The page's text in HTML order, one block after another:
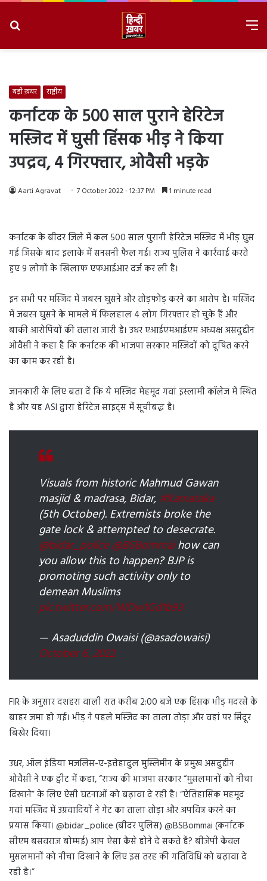
बड़ी ख़बर राष्ट्रीय
कर्नाटक के 500 साल पुराने हेरिटेज
मस्जिद में घुसी हिंसक भीड़ ने किया
उपद्रव, 4 गिरफ्तार, ओवैसी भड़के
Aarti Agravat 7 October 2022 - 12:37 PM 1 minute read
कर्नाटक के बीदर जिले में कल 500 साल पुरानी हेरिटेज मस्जिद में भीड़ घुस
गई जिसके बाद इलाके में सनसनी फैल गई। राज्य पुलिस ने कार्रवाई करते
हुए 9 लोगों के खिलाफ एफआईआर दर्ज कर ली है।
इन सभी पर मस्जिद में जबरन घुसने और तोड़फोड़ करने का आरोप है। मस्जिद
में जबरन घुसने के मामले में फिलहाल 4 लोग गिरफ्तार हो चुके हैं और
बाकी आरोपियों की तलाश जारी है। उधर एआईएमआईएम अध्यक्ष असदुद्दीन
ओवैसी ने कहा है कि कर्नाटक की भाजपा सरकार मस्जिदों को दूषित करने
का काम कर रही है।
जानकारी के लिए बता दें कि ये मस्जिद मेहमूद गवां इस्लामी कॉलेज में स्थित
है और यह ASI द्वारा हेरिटेज साइट्स में सूचीबद्ध है।
Visuals from historic Mahmud Gawan
masjid & madrasa, Bidar, #Karnataka
(5th October). Extremists broke the
gate lock & attempted to desecrate.
@bidar_police @BSBommaihow can
you allow this to happen? BJP is
promoting such activity only to
demean Muslims
pic.twitter.com/WDw1Gd1b93
— Asaduddin Owaisi (@asadowaisi)
October 6, 2022
FIR के अनुसार दशहरा वाली रात करीब 2:00 बजे एक हिंसक भीड़ मदरसे के
बाहर जमा हो गई। भीड़ ने पहले मस्जिद का ताला तोड़ा और वहां पर सिंदूर
बिखेर दिया।
उधर, ऑल इंडिया मजलिस-ए-इत्तेहादुल मुस्लिमीन के प्रमुख असदुद्दीन
ओवैसी ने एक ट्वीट में कहा, “राज्य की भाजपा सरकार “मुसलमानों को नीचा
दिखाने” के लिए ऐसी घटनाओं को बढ़ावा दे रही है। “ऐतिहासिक महमूद
गवां मस्जिद में उग्रवादियों ने गेट का ताला तोड़ा और अपवित्र करने का
प्रयास किया। @bidar_police (बीदर पुलिस) @BSBommai (कर्नाटक
सीएम बसवराज बोम्मई) आप ऐसा कैसे होने दे सकते हैं? बीजेपी केवल
मुसलमानों को नीचा दिखाने के लिए इस तरह की गतिविधि को बढ़ावा दे
रही है।”